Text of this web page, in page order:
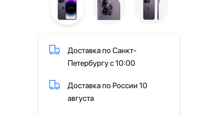
Доставка по Санкт-
Петербургу с 10:00
Доставка по России 10
августа